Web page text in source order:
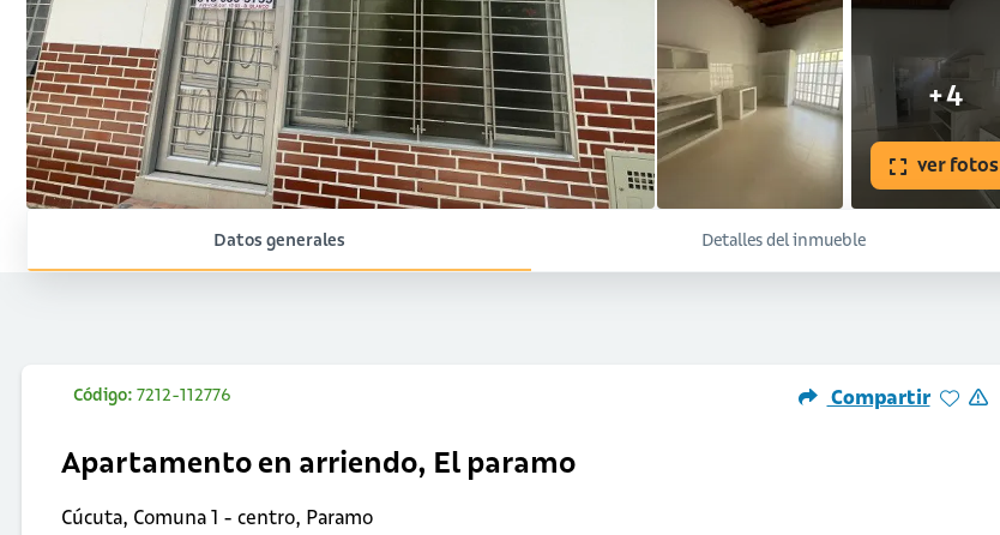
+4
ver fotos
Datos generales Detalles del inmueble
Código: 7212-112776 Compartir
Apartamento en arriendo, El paramo
Cúcuta, Comuna 1 - centro, Paramo